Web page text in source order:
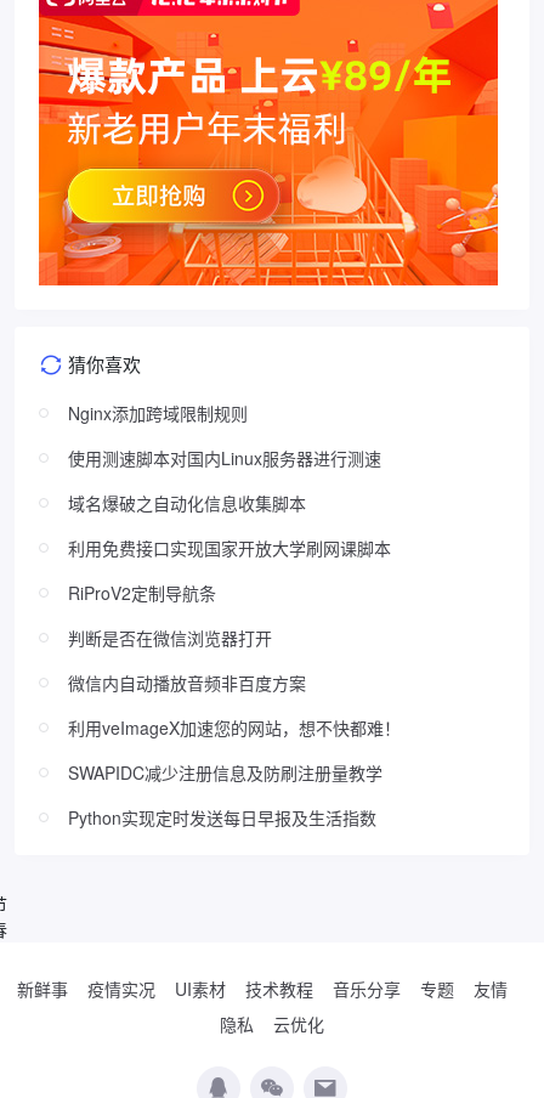
猜你喜欢
Nginx添加跨域限制规则
使用测速脚本对国内Linux服务器进行测速
域名爆破之自动化信息收集脚本
利用免费接口实现国家开放大学刷网课脚本
RiProV2定制导航条
判断是否在微信浏览器打开
微信内自动播放音频非百度方案
利用veImageX加速您的网站，想不快都难！
SWAPIDC减少注册信息及防刷注册量教学
Python实现定时发送每日早报及生活指数
新鲜事 疫情实况 UI素材 技术教程 音乐分享 专题
友情
隐私
云优化